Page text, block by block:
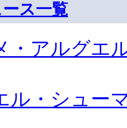
ース一覧
・アルグエ
ル・シュー